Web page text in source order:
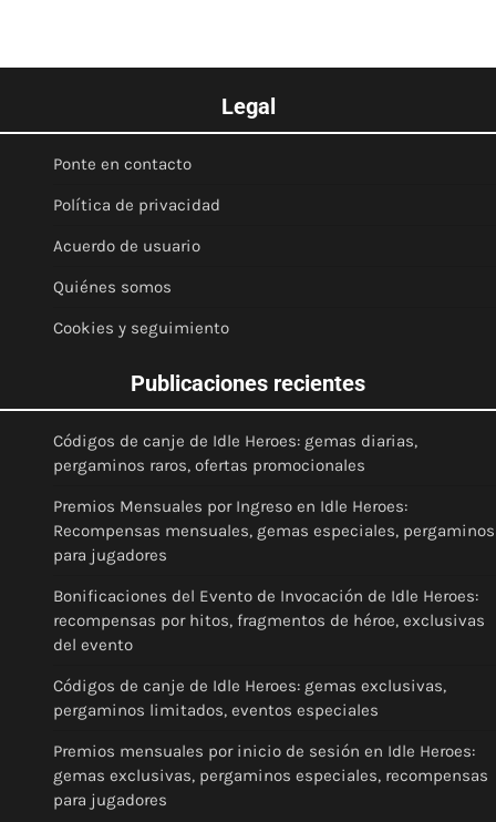
Legal
Ponte en contacto
Política de privacidad
Acuerdo de usuario
Quiénes somos
Cookies y seguimiento
Publicaciones recientes
Códigos de canje de Idle Heroes: gemas diarias,
pergaminos raros, ofertas promocionales
Premios Mensuales por Ingreso en Idle Heroes:
Recompensas mensuales, gemas especiales, pergaminos
para jugadores
Bonificaciones del Evento de Invocación de Idle Heroes:
recompensas por hitos, fragmentos de héroe, exclusivas
del evento
Códigos de canje de Idle Heroes: gemas exclusivas,
pergaminos limitados, eventos especiales
Premios mensuales por inicio de sesión en Idle Heroes:
gemas exclusivas, pergaminos especiales, recompensas
para jugadores